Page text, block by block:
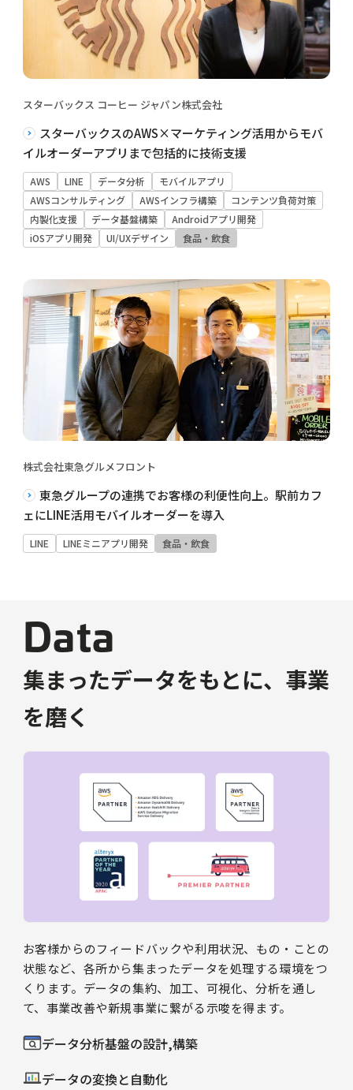
スターバックス コーヒー ジャパン株式会社
スターバックスのAWS×マーケティング活用からモバ
イルオーダーアプリまで包括的に技術支援
AWS LINE データ分析
モバイルアプリ
AWSコンサルティング
AWSインフラ構築
コンテンツ負荷対策
内製化支援
データ基盤構築
Androidアプリ開発
iOSアプリ開発
UI/UXデザイン 食品・飲食
株式会社東急グルメフロント
東急グループの連携でお客様の利便性向上。駅前カフ
ェにLINE活用モバイルオーダーを導入
LINE LINEミニアプリ開発 食品・飲食
Data
集まったデータをもとに、事業
を磨く
お客様からのフィードバックや利用状況、もの・ことの
状態など、各所から集まったデータを処理する環境をつ
くります。データの集約、加工、可視化、分析を通し
て、事業改善や新規事業に繋がる示唆を得ます。
データ分析基盤の設計,構築
データの変換と自動化